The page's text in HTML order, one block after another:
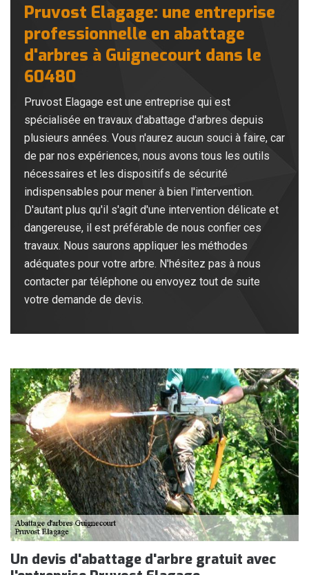
Pruvost Elagage: une entreprise
professionnelle en abattage
d'arbres à Guignecourt dans le
60480
Pruvost Elagage est une entreprise qui est
spécialisée en travaux d'abattage d'arbres depuis
plusieurs années. Vous n'aurez aucun souci à faire, car
de par nos expériences, nous avons tous les outils
nécessaires et les dispositifs de sécurité
indispensables pour mener à bien l'intervention.
D'autant plus qu'il s'agit d'une intervention délicate et
dangereuse, il est préférable de nous confier ces
travaux. Nous saurons appliquer les méthodes
adéquates pour votre arbre. N'hésitez pas à nous
contacter par téléphone ou envoyez tout de suite
votre demande de devis.
Un devis d'abattage d'arbre gratuit avec